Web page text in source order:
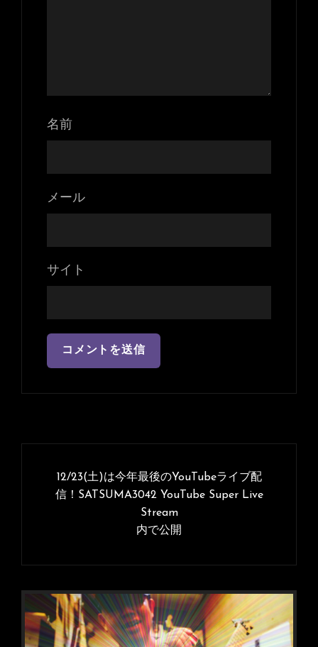
名前
メール
サイト
ー
シ
ョ
ン
12/23(土)は今年最後のYouTubeライブ配
信！SATSUMA3042 YouTube Super Live
Stream
内で公開